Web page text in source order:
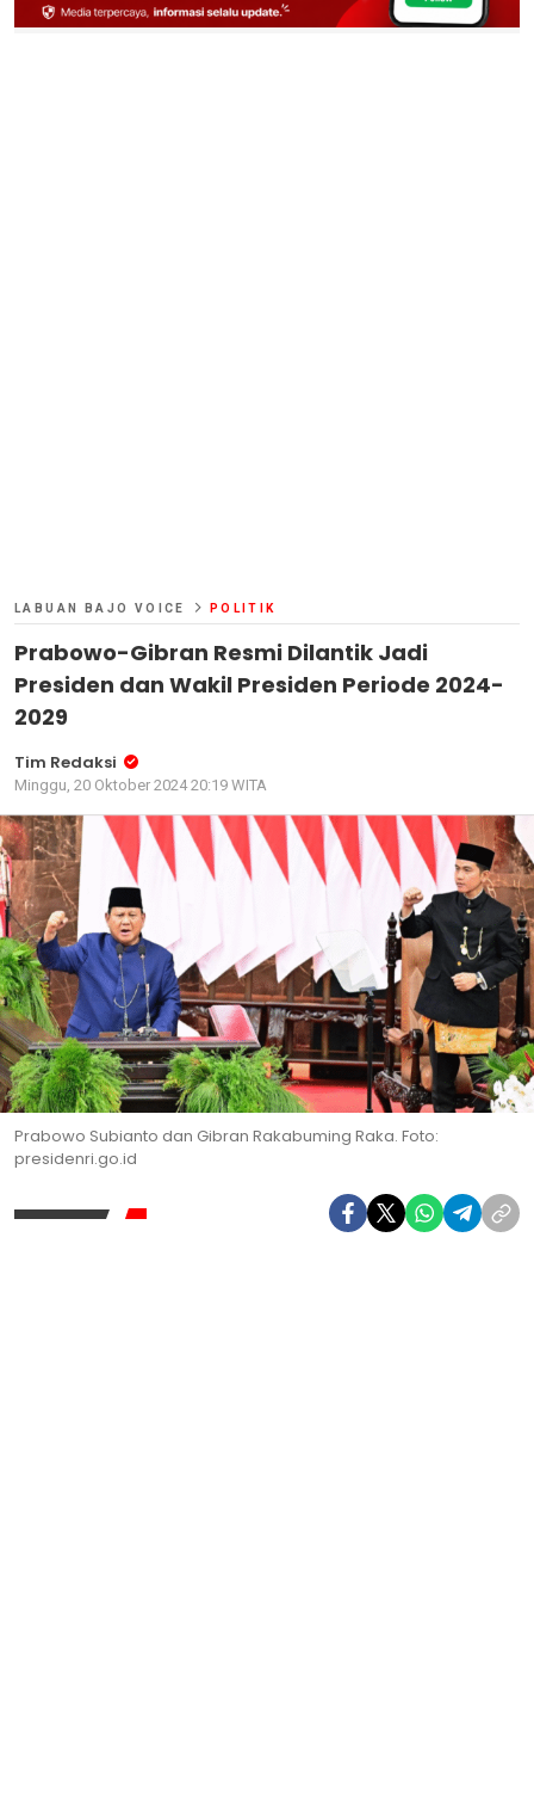
LABUAN BAJO VOICE POLITIK
Prabowo-Gibran Resmi Dilantik Jadi
Presiden dan Wakil Presiden Periode 2024-
2029
Tim Redaksi
Minggu, 20 Oktober 2024 20:19 WITA
Prabowo Subianto dan Gibran Rakabuming Raka. Foto:
presidenri.go.id